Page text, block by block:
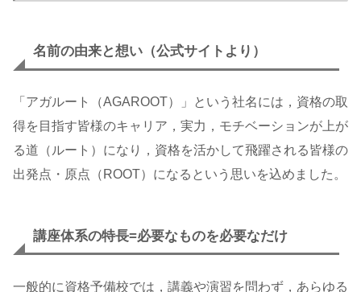
名前の由来と想い （公式サイトより）
「アガルート（AGAROOT）」という社名には，資格の取
得を目指す皆様のキャリア，実力，モチベーションが上が
る道（ルート）になり，資格を活かして飛躍される皆様の
出発点・原点（ROOT）になるという思いを込めました。
講座体系の特長=必要なものを必要なだけ
一般的に資格予備校では，講義や演習を問わず，あらゆる